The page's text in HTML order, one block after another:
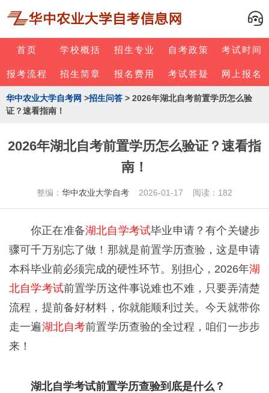
首页 学校概括 招生专业 自考政策 考试时间
报考流程 招生简章 报名费用 考试答疑 网上报名
华中农业大学自考网 >招生问答 > 2026年湖北自考前置学历怎么验
证？速看指南！
2026年湖北自考前置学历怎么验证？速看指
南！
整编： 华中农业大学自考 2026-01-17 阅读：182
你正在准备湖北自学考试毕业申请？有个关键步
骤可千万别忘了做！那就是前置学历查验，这是申请
本科毕业前必须完成的硬性环节。别担心，2026年湖
北自学考试前置学历这件事说难也不难，只要弄清楚
流程，提前备好材料，你就能顺利过关。今天就带你
走一遍湖北自考前置学历查验的全过程，咱们一步步
来！
湖北自学考试前置学历查验到底是什么？